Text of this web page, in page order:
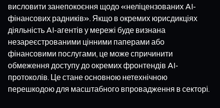
висловити занепокоєння щодо «неліцензованих AI-
фінансових радників». Якщо в окремих юрисдикціях
діяльність AI-агентів у мережі буде визнана
незареєстрованими цінними паперами або
фінансовими послугами, це може спричинити
обмеження доступу до окремих фронтендів AI-
протоколів. Це стане основною нетехнічною
перешкодою для масштабного впровадження в секторі.